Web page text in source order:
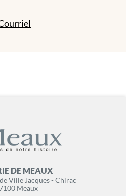
DE MEAUX
Ville Jacques - Chirac
Meaux